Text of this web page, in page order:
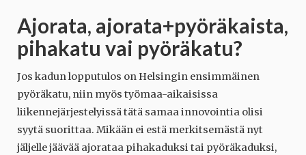
Ajorata, ajorata+pyöräkaista,
pihakatu vai pyöräkatu?
Jos kadun lopputulos on Helsingin ensimmäinen
pyöräkatu, niin myös työmaa-aikaisissa
liikennejärjestelyissä tätä samaa innovointia olisi
syytä suorittaa. Mikään ei estä merkitsemästä nyt
jäljelle jäävää ajorataa pihakaduksi tai pyöräkaduksi,